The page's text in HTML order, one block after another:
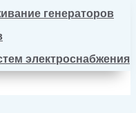
генераторов
электроснабжения